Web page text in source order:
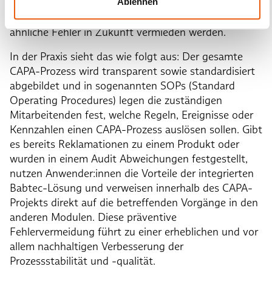
überprüft mithilfe der Babtec-Software die
Wirksamkeit der Maßnahmen und stellt sicher, dass
ähnliche Fehler in Zukunft vermieden werden.
In der Praxis sieht das wie folgt aus: Der gesamte
CAPA-Prozess wird transparent sowie standardisiert
abgebildet und in sogenannten SOPs (Standard
Operating Procedures) legen die zuständigen
Mitarbeitenden fest, welche Regeln, Ereignisse oder
Kennzahlen einen CAPA-Prozess auslösen sollen. Gibt
es bereits Reklamationen zu einem Produkt oder
wurden in einem Audit Abweichungen festgestellt,
nutzen Anwender:innen die Vorteile der integrierten
Babtec-Lösung und verweisen innerhalb des CAPA-
Projekts direkt auf die betreffenden Vorgänge in den
anderen Modulen. Diese präventive
Fehlervermeidung führt zu einer erheblichen und vor
allem nachhaltigen Verbesserung der
Prozessstabilität und -qualität.